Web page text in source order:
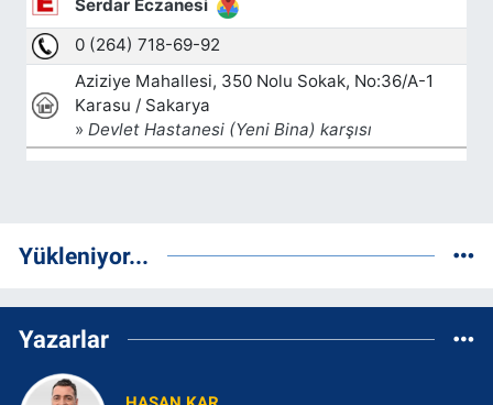
Yükleniyor...
Yazarlar